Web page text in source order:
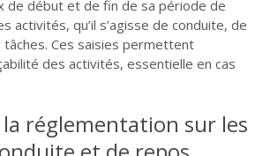
de début et de fin de sa période de
activités, qu’il s’agisse de conduite, de
tâches. Ces saisies permettent
des activités, essentielle en cas
la réglementation sur les